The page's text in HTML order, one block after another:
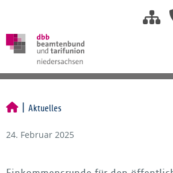
Aktuelles
24. Februar 2025